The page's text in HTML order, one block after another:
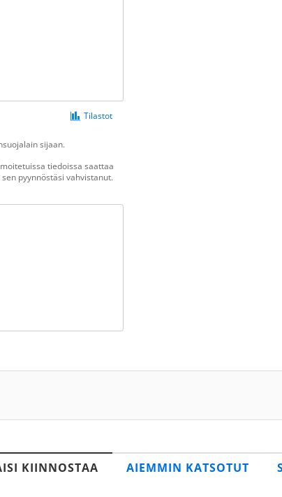
Tilastot
sijaan.
tiedoissa saattaa
pyynnöstäsi vahvistanut.
KIINNOSTAA AIEMMIN KATSOTUT